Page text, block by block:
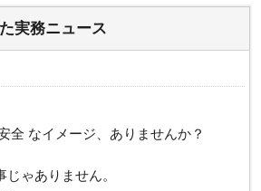
実務ニュース
全 なイメージ、ありませんか？
ゃありません。